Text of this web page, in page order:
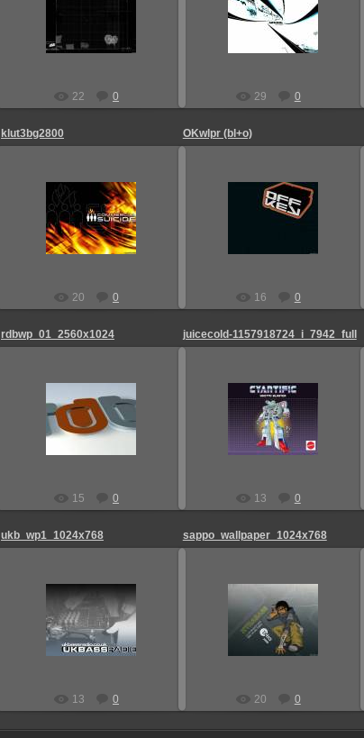
Admin_Jesp
22 0
25.08.2009
Admin_Jesp
29 0
klut3bg2800
25.08.2009
Admin_Jesp
20 0
OKwlpr (bl+o)
25.08.2009
16 0
rdbwp_01_2560x1024
25.08.2009
Admin_Jesp
15 0
juicecold-1157918724_i_7942_full
25.08.2009
Admin_Jesp
13 0
ukb_wp1_1024x768
25.08.2009
Admin_Jesp
13 0
sappo_wallpaper_1024x768
25.08.2009
Admin_Jesp
20 0